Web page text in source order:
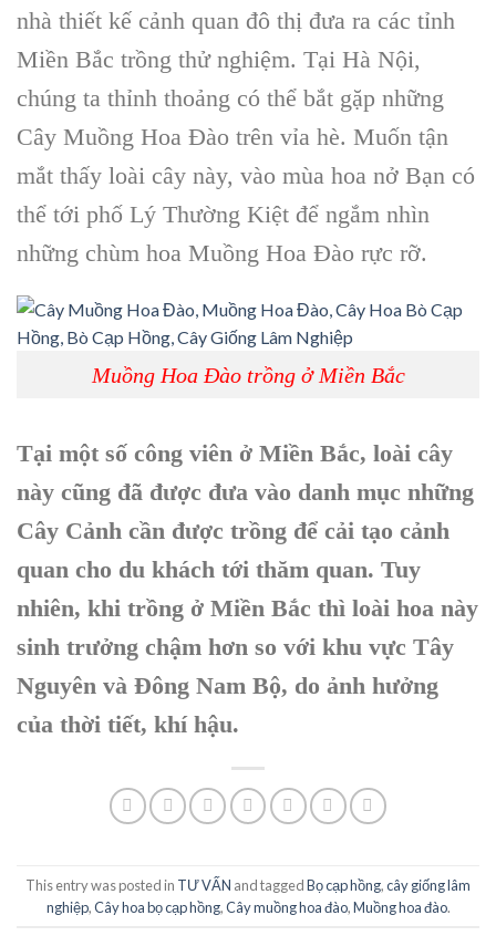
nhà thiết kế cảnh quan đô thị đưa ra các tỉnh
Miền Bắc trồng thử nghiệm. Tại Hà Nội,
chúng ta thỉnh thoảng có thể bắt gặp những
Cây Muồng Hoa Đào trên vỉa hè. Muốn tận
mắt thấy loài cây này, vào mùa hoa nở Bạn có
thể tới phố Lý Thường Kiệt để ngắm nhìn
những chùm hoa Muồng Hoa Đào rực rỡ.
Muồng Hoa Đào trồng ở Miền Bắc
Tại một số công viên ở Miền Bắc, loài cây
này cũng đã được đưa vào danh mục những
Cây Cảnh cần được trồng để cải tạo cảnh
quan cho du khách tới thăm quan. Tuy
nhiên, khi trồng ở Miền Bắc thì loài hoa này
sinh trưởng chậm hơn so với khu vực Tây
Nguyên và Đông Nam Bộ, do ảnh hưởng
của thời tiết, khí hậu.
This entry was posted in TƯ VẤN and taggedBọ cạp hồng,cây giống lâm
nghiệp,Cây hoa bọ cạp hồng,Cây muồng hoa đào,Muồng hoa đào.